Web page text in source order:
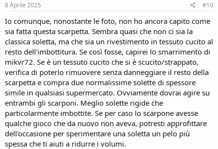
8 Aprile 2025 #10
Io comunque, nonostante le foto, non ho ancora capito come
sia fatta questa scarpetta. Sembra quasi che non ci sia la
classica soletta, ma che sia un rivestimento in tessuto cucito al
resto dell'imbottitura. Se così fosse, capirei lo smarrimento di
mikvr72. Se è un tessuto cucito che si è scucito/strappato,
verifica di poterlo rimuovere senza danneggiare il resto della
scarpetta e compra due normalissime solette di spessore
simile in qualsiasi supermercato. Ovviamente dovrai agire su
entrambi gli scarponi. Meglio solette rigide che
particolarmente imbottite. Se per caso lo scarpone avesse
qualche gioco che da nuovo non aveva, potresti approfittare
dell'occasione per sperimentare una soletta un pelo più
spessa che ti aiuti a ridurre i volumi.